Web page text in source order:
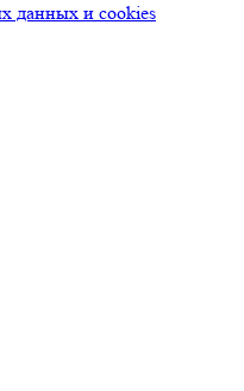
данных и cookies